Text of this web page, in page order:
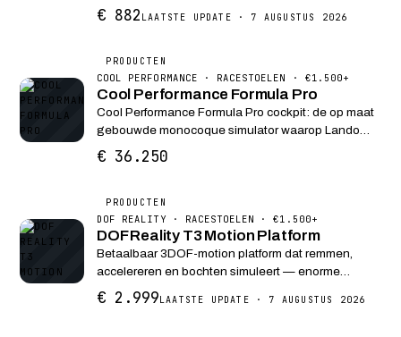
immersieve simulatiegames. Inclusief 2-in-1
verstelbare positie en direct-drive technologie.
€ 882 LAATSTE UPDATE · 7 AUGUSTUS 2026
PRODUCTEN
COOL PERFORMANCE · RACESTOELEN · €1.500+
Cool Performance Formula Pro
Cool Performance Formula Pro cockpit: de op maat
gebouwde monocoque simulator waarop Lando
Norris thuis traint. Maximale stijfheid, geïntegreerde
mounts en directe support van het Cool
€ 36.250
PRODUCTEN
DOF REALITY · RACESTOELEN · €1.500+
DOF Reality T3 Motion Platform
Betaalbaar 3DOF-motion platform dat remmen,
accelereren en bochten simuleert — enorme
immersieboost.
€ 2.999LAATSTE UPDATE · 7 AUGUSTUS 2026